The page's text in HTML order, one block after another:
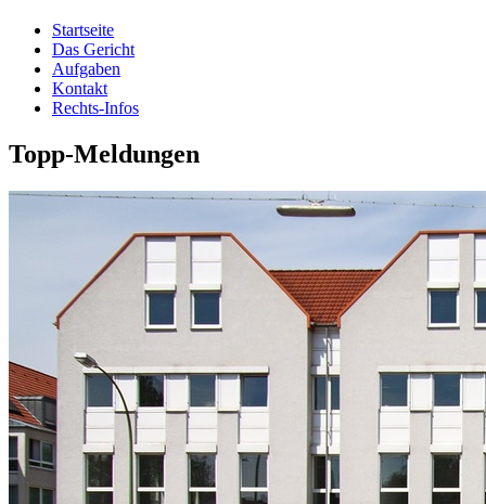
Startseite
Das Gericht
Aufgaben
Kontakt
Rechts-Infos
Topp-Meldungen